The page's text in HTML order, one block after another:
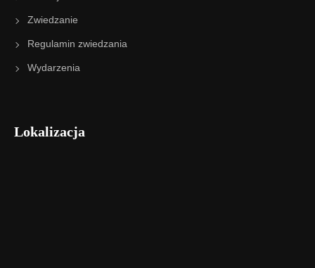
Zwiedzanie
Regulamin zwiedzania
Wydarzenia
Lokalizacja